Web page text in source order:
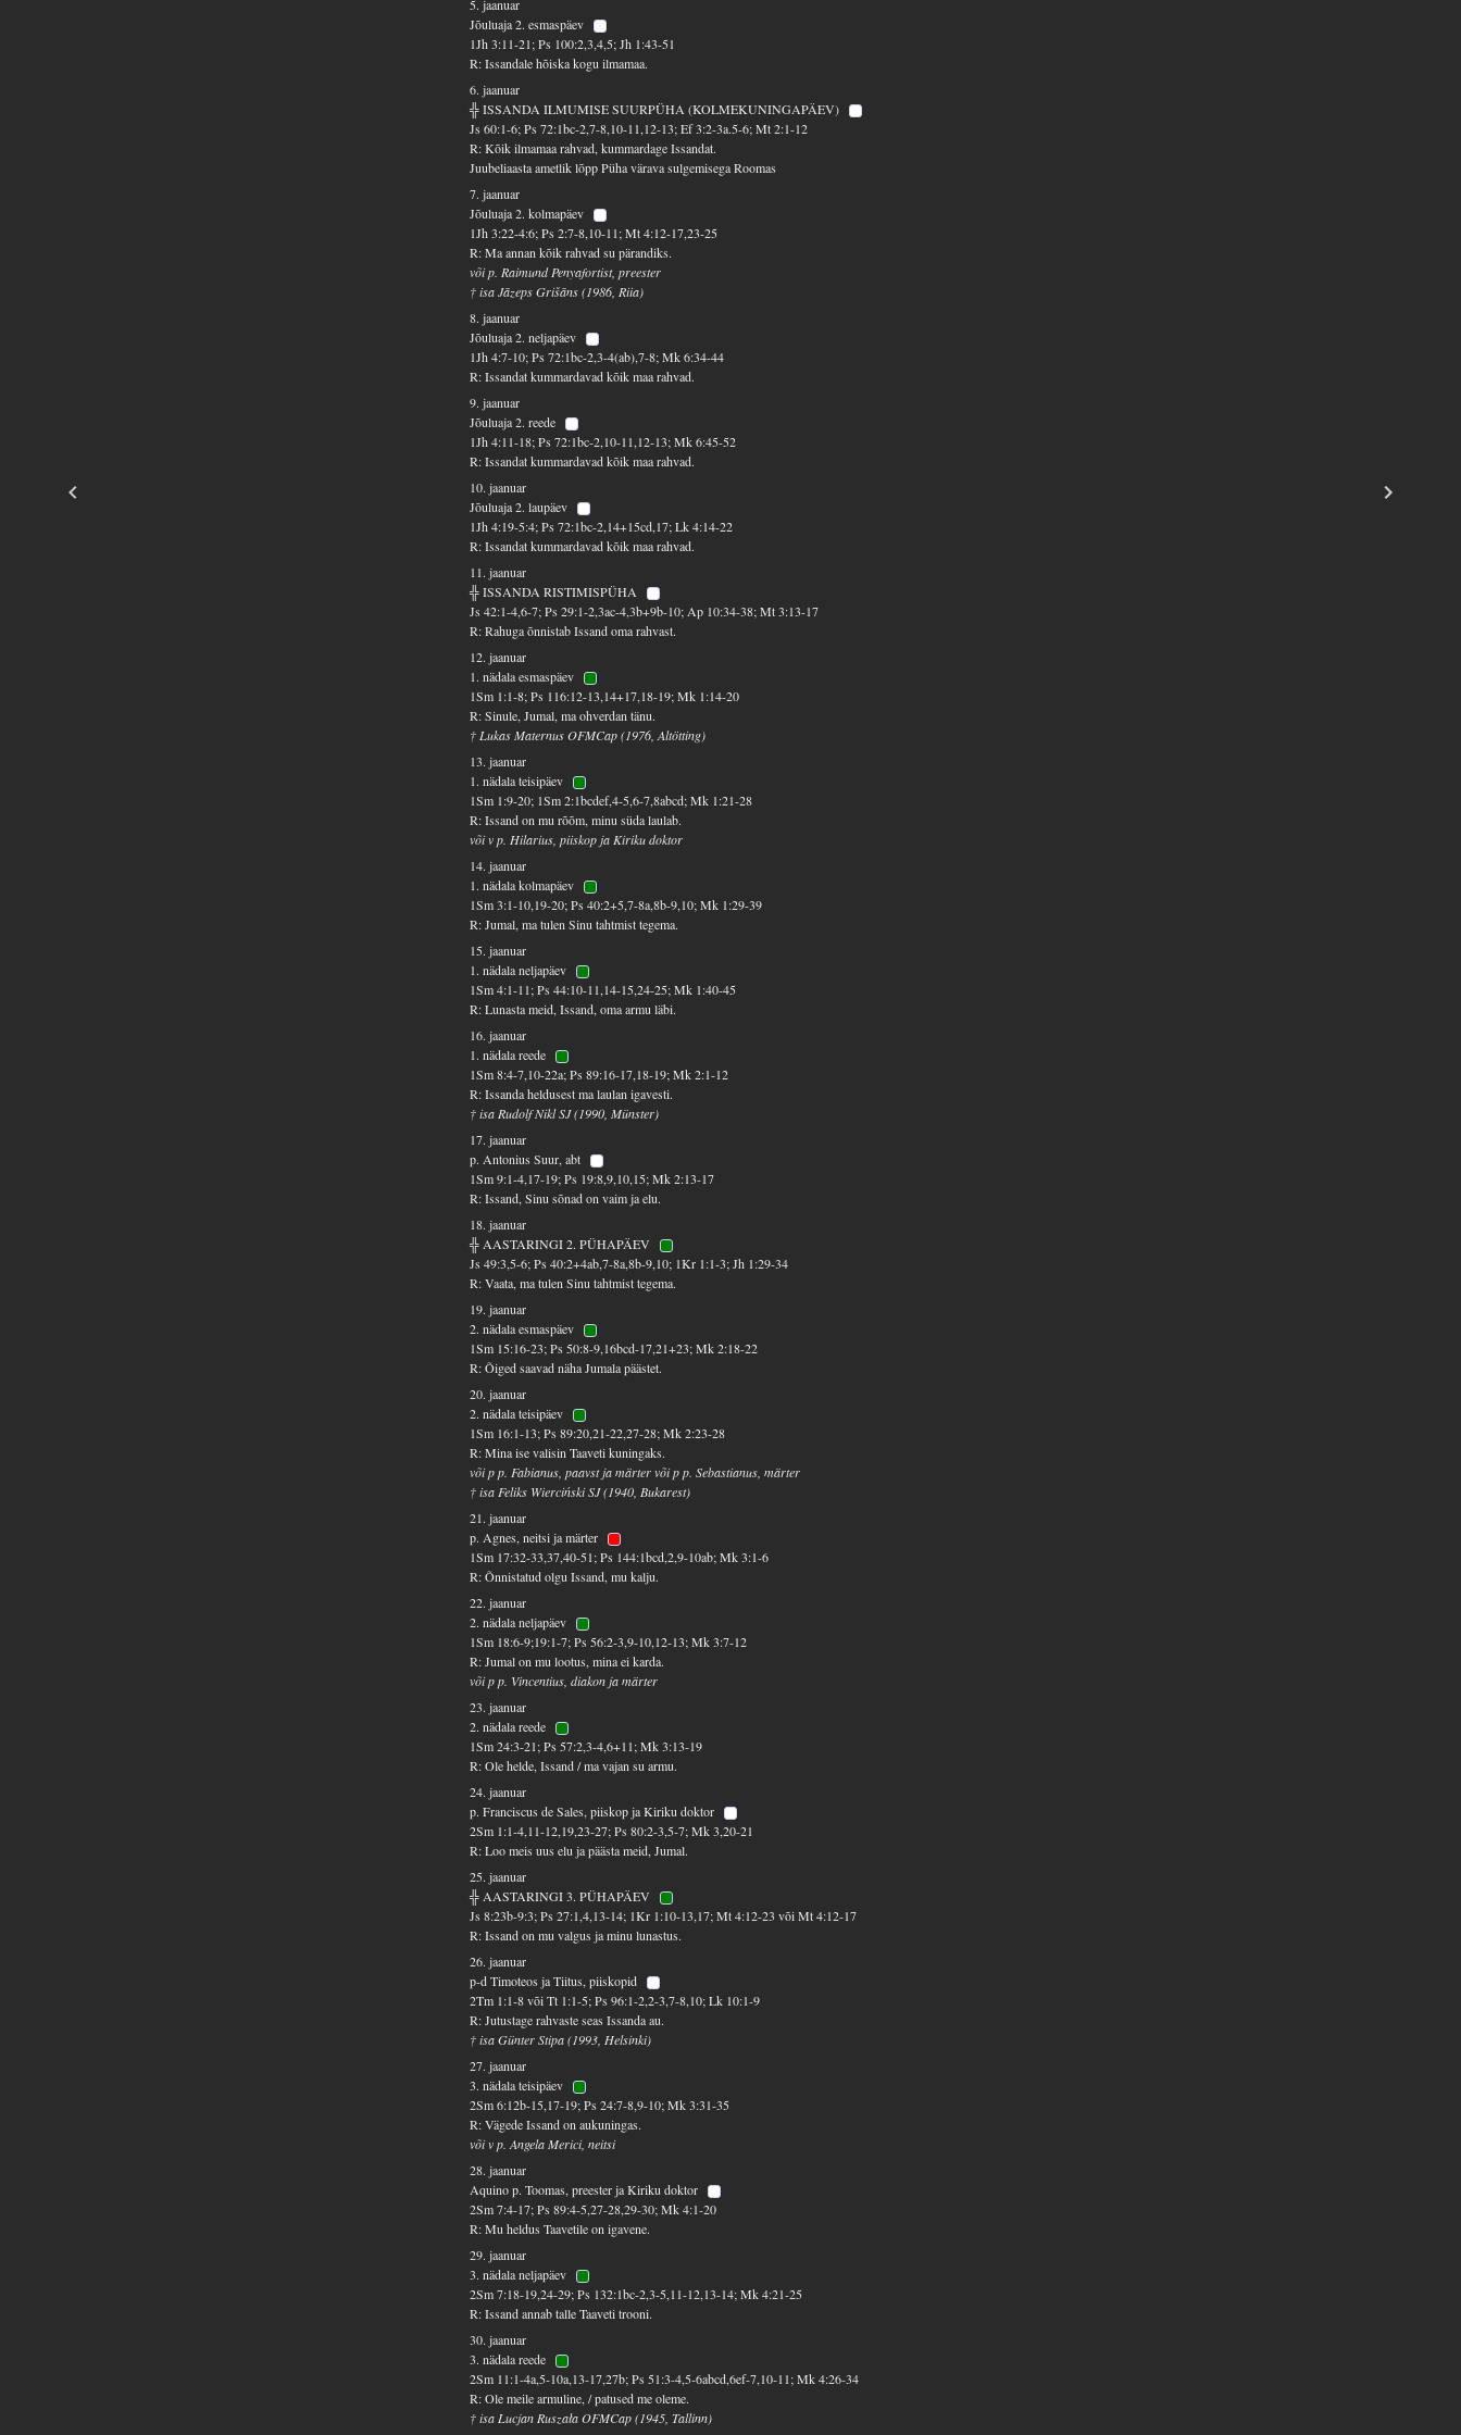
5. jaanuar
Jõuluaja 2. esmaspäev
1Jh 3:11-21; Ps 100:2,3,4,5; Jh 1:43-51
R: Issandale hõiska kogu ilmamaa.
6. jaanuar
╬ ISSANDA ILMUMISE SUURPÜHA (KOLMEKUNINGAPÄEV)
Js 60:1-6; Ps 72:1bc-2,7-8,10-11,12-13; Ef 3:2-3a.5-6; Mt 2:1-12
R: Kõik ilmamaa rahvad, kummardage Issandat.
Juubeliaasta ametlik lõpp Püha värava sulgemisega Roomas
7. jaanuar
Jõuluaja 2. kolmapäev
1Jh 3:22-4:6; Ps 2:7-8,10-11; Mt 4:12-17,23-25
R: Ma annan kõik rahvad su pärandiks.
või p. Raimund Penyafortist, preester
† isa Jāzeps Grišāns (1986, Riia)
8. jaanuar
Jõuluaja 2. neljapäev
1Jh 4:7-10; Ps 72:1bc-2,3-4(ab),7-8; Mk 6:34-44
R: Issandat kummardavad kõik maa rahvad.
9. jaanuar
Jõuluaja 2. reede
1Jh 4:11-18; Ps 72:1bc-2,10-11,12-13; Mk 6:45-52
R: Issandat kummardavad kõik maa rahvad.
10. jaanuar
Jõuluaja 2. laupäev
1Jh 4:19-5:4; Ps 72:1bc-2,14+15cd,17; Lk 4:14-22
R: Issandat kummardavad kõik maa rahvad.
11. jaanuar
╬ ISSANDA RISTIMISPÜHA
Js 42:1-4,6-7; Ps 29:1-2,3ac-4,3b+9b-10; Ap 10:34-38; Mt 3:13-17
R: Rahuga õnnistab Issand oma rahvast.
12. jaanuar
1. nädala esmaspäev
1Sm 1:1-8; Ps 116:12-13,14+17,18-19; Mk 1:14-20
R: Sinule, Jumal, ma ohverdan tänu.
† Lukas Maternus OFMCap (1976, Altötting)
13. jaanuar
1. nädala teisipäev
1Sm 1:9-20; 1Sm 2:1bcdef,4-5,6-7,8abcd; Mk 1:21-28
R: Issand on mu rõõm, minu süda laulab.
või v p. Hilarius, piiskop ja Kiriku doktor
14. jaanuar
1. nädala kolmapäev
1Sm 3:1-10,19-20; Ps 40:2+5,7-8a,8b-9,10; Mk 1:29-39
R: Jumal, ma tulen Sinu tahtmist tegema.
15. jaanuar
1. nädala neljapäev
1Sm 4:1-11; Ps 44:10-11,14-15,24-25; Mk 1:40-45
R: Lunasta meid, Issand, oma armu läbi.
16. jaanuar
1. nädala reede
1Sm 8:4-7,10-22a; Ps 89:16-17,18-19; Mk 2:1-12
R: Issanda heldusest ma laulan igavesti.
† isa Rudolf Nikl SJ (1990, Münster)
17. jaanuar
p. Antonius Suur, abt
1Sm 9:1-4,17-19; Ps 19:8,9,10,15; Mk 2:13-17
R: Issand, Sinu sõnad on vaim ja elu.
18. jaanuar
╬ AASTARINGI 2. PÜHAPÄEV
Js 49:3,5-6; Ps 40:2+4ab,7-8a,8b-9,10; 1Kr 1:1-3; Jh 1:29-34
R: Vaata, ma tulen Sinu tahtmist tegema.
19. jaanuar
2. nädala esmaspäev
1Sm 15:16-23; Ps 50:8-9,16bcd-17,21+23; Mk 2:18-22
R: Õiged saavad näha Jumala päästet.
20. jaanuar
2. nädala teisipäev
1Sm 16:1-13; Ps 89:20,21-22,27-28; Mk 2:23-28
R: Mina ise valisin Taaveti kuningaks.
või p p. Fabianus, paavst ja märter või p p. Sebastianus, märter
† isa Feliks Wierciński SJ (1940, Bukarest)
21. jaanuar
p. Agnes, neitsi ja märter
1Sm 17:32-33,37,40-51; Ps 144:1bcd,2,9-10ab; Mk 3:1-6
R: Õnnistatud olgu Issand, mu kalju.
22. jaanuar
2. nädala neljapäev
1Sm 18:6-9;19:1-7; Ps 56:2-3,9-10,12-13; Mk 3:7-12
R: Jumal on mu lootus, mina ei karda.
või p p. Vincentius, diakon ja märter
23. jaanuar
2. nädala reede
1Sm 24:3-21; Ps 57:2,3-4,6+11; Mk 3:13-19
R: Ole helde, Issand / ma vajan su armu.
24. jaanuar
p. Franciscus de Sales, piiskop ja Kiriku doktor
2Sm 1:1-4,11-12,19,23-27; Ps 80:2-3,5-7; Mk 3,20-21
R: Loo meis uus elu ja päästa meid, Jumal.
25. jaanuar
╬ AASTARINGI 3. PÜHAPÄEV
Js 8:23b-9:3; Ps 27:1,4,13-14; 1Kr 1:10-13,17; Mt 4:12-23 või Mt 4:12-17
R: Issand on mu valgus ja minu lunastus.
26. jaanuar
p-d Timoteos ja Tiitus, piiskopid
2Tm 1:1-8 või Tt 1:1-5; Ps 96:1-2,2-3,7-8,10; Lk 10:1-9
R: Jutustage rahvaste seas Issanda au.
† isa Günter Stipa (1993, Helsinki)
27. jaanuar
3. nädala teisipäev
2Sm 6:12b-15,17-19; Ps 24:7-8,9-10; Mk 3:31-35
R: Vägede Issand on aukuningas.
või v p. Angela Merici, neitsi
28. jaanuar
Aquino p. Toomas, preester ja Kiriku doktor
2Sm 7:4-17; Ps 89:4-5,27-28,29-30; Mk 4:1-20
R: Mu heldus Taavetile on igavene.
29. jaanuar
3. nädala neljapäev
2Sm 7:18-19,24-29; Ps 132:1bc-2,3-5,11-12,13-14; Mk 4:21-25
R: Issand annab talle Taaveti trooni.
30. jaanuar
3. nädala reede
2Sm 11:1-4a,5-10a,13-17,27b; Ps 51:3-4,5-6abcd,6ef-7,10-11; Mk 4:26-34
R: Ole meile armuline, / patused me oleme.
† isa Lucjan Ruszała OFMCap (1945, Tallinn)